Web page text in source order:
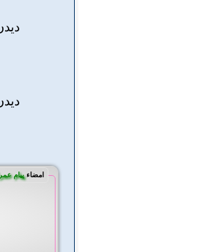
امضاءپیام